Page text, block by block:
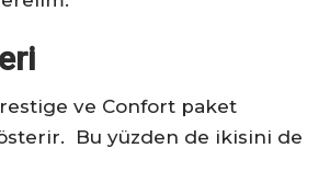
ve Confort paket
Bu yüzden de ikisini de